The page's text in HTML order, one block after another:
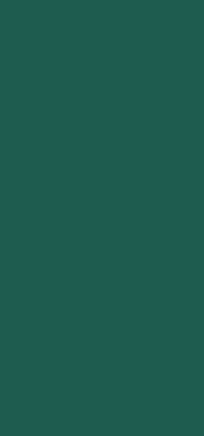
annan webbplats.